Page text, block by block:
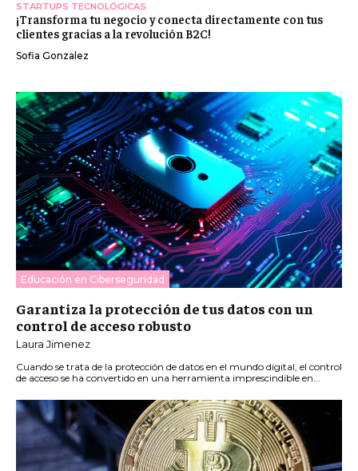
STARTUPS TECNOLÓGICAS
¡Transforma tu negocio y conecta directamente con tus
clientes gracias a la revolución B2C!
Sofia Gonzalez
Educación en Ciberseguridad
Garantiza la protección de tus datos con un
control de acceso robusto
Laura Jimenez
Cuando se trata de la protección de datos en el mundo digital, el control
de acceso se ha convertido en una herramienta imprescindible en...